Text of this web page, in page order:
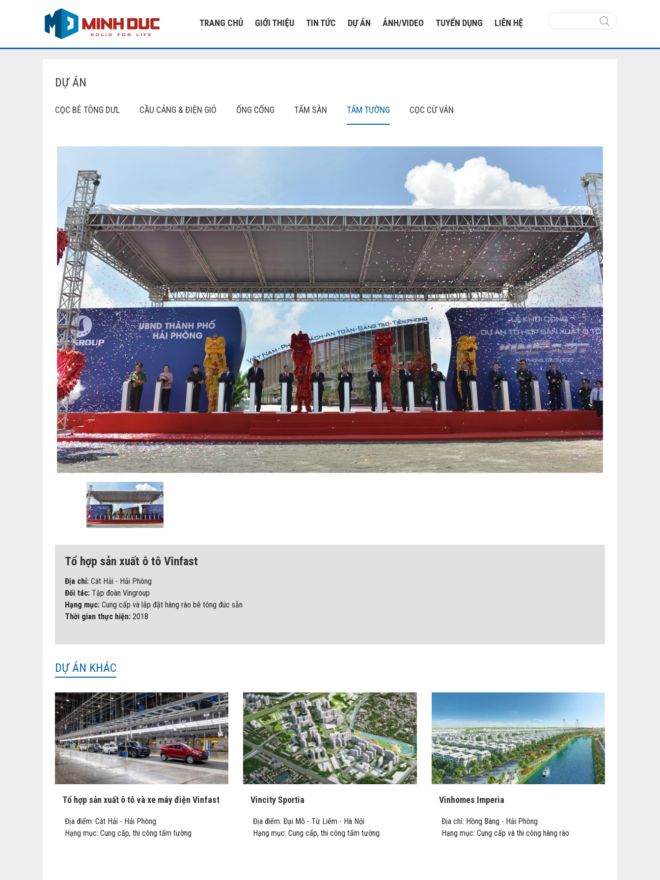
TRANG CHỦ GIỚI THIỆU TIN TỨC DỰ ÁN ẢNH/VIDEO TUYỂN DỤNG LIÊN HỆ
DỰ ÁN
CỌC BÊ TÔNG DƯL CẦU CẢNG & ĐIỆN GIÓ ỐNG CỐNG TẤM SÀN TẤM TƯỜNG CỌC CỪ VÁN
Tổ hợp sản xuất ô tô Vinfast
Địa chỉ: Cát Hải - Hải Phòng
Đối tác: Tập đoàn Vingroup
Hạng mục: Cung cấp và lắp đặt hàng rào bê tông đúc sẵn
Thời gian thực hiện: 2018
DỰ ÁN KHÁC
Tổ hợp sản xuất ô tô và xe máy điện Vinfast
Địa điểm: Cát Hải - Hải Phòng
Hạng mục: Cung cấp, thi công tấm tường
Vincity Sportia
Địa điểm: Đại Mỗ - Từ Liêm - Hà Nội
Hạng mục: Cung cấp, thi công tấm tường
Vinhomes Imperia
Địa chỉ: Hồng Bàng - Hải Phòng
Hạng mục: Cung cấp và thi công hàng rào